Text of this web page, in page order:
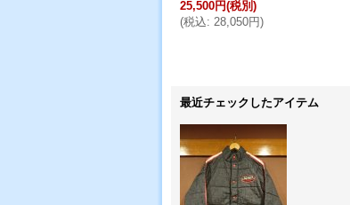
25,500円(税別)
(税込: 28,050円)
最近チェックしたアイテム